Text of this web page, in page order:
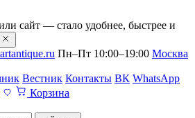
сайт — стало удобнее, быстрее и
Пн–Пт 10:00–19:00 Москва
Вестник Контакты ВК WhatsApp
Корзина